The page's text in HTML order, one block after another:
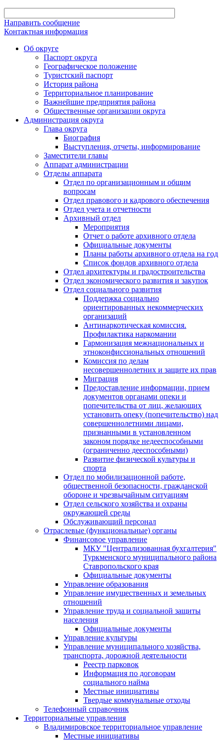
Направить сообщение
Контактная информация
Об округе
Паспорт округа
Географическое положение
Туристский паспорт
История района
Территориальное планирование
Важнейшие предприятия района
Общественные организации округа
Администрация округа
Глава округа
Биография
Выступления, отчеты, информирование
Заместители главы
Аппарат администрации
Отделы аппарата
Отдел по организационным и общим
вопросам
Отдел правового и кадрового обеспечения
Отдел учета и отчетности
Архивный отдел
Мероприятия
Отчет о работе архивного отдела
Официальные документы
Планы работы архивного отдела на год
Список фондов архивного отдела
Отдел архитектуры и градостроительства
Отдел экономического развития и закупок
Отдел социального развития
Поддержка социально
ориентированных некоммерческих
организаций
Антинаркотическая комиссия.
Профилактика наркомании
Гармонизация межнациональных и
этноконфиссиональных отношений
Комиссия по делам
несовершеннолетних и защите их прав
Миграция
Предоставление информации, прием
документов органами опеки и
попечительства от лиц, желающих
установить опеку (попечительство) над
совершеннолетними лицами,
признанными в установленном
законом порядке недееспособными
(ограниченно дееспособными)
Развитие физической культуры и
спорта
Отдел по мобилизационной работе,
общественной безопасности, гражданской
оборонe и чрезвычайным ситуациям
Отдел сельского хозяйства и охраны
окружающей среды
Обслуживающий персонал
Отраслевые (функциональные) органы
Финансовое управление
МКУ "Централизованная бухгалтерия"
Туркменского муниципального района
Ставропольского края
Официальные документы
Управление образования
Управление имущественных и земельных
отношений
Управление труда и социальной защиты
населения
Официальные документы
Управление культуры
Управление муниципального хозяйства,
транспорта, дорожной деятельности
Реестр парковок
Информация по договорам
социального найма
Местные инициативы
Твердые коммунальные отходы
Телефонный справочник
Территориальные управления
Владимировское территориальное управление
Местные инициативы